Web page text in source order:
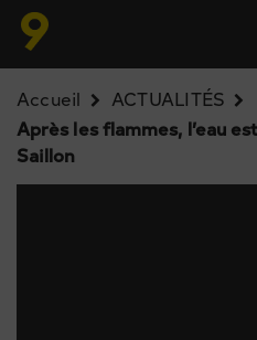
Accueil
ACTUALITÉS
Après les flammes, l’eau
Saillon